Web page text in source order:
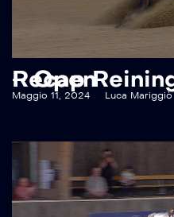
Recap Reining Classic 2024 – Open
Maggio 11, 2024 Luca Mariggiò